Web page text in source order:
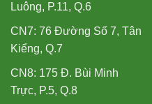
Luông, P.11, Q.6
CN7: 76 Đường Số 7, Tân
Kiểng, Q.7
CN8: 175 Đ. Bùi Minh
Trực, P.5, Q.8